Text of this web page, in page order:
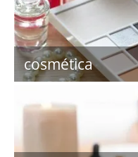
cosmética